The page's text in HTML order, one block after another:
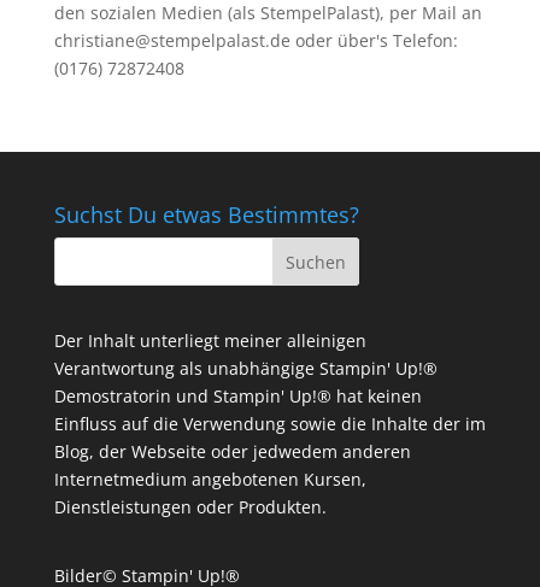
den sozialen Medien (als StempelPalast), per Mail an
christiane@stempelpalast.de oder über's Telefon:
(0176) 72872408
Suchst Du etwas Bestimmtes?
Der Inhalt unterliegt meiner alleinigen
Verantwortung als unabhängige Stampin' Up!®
Demostratorin und Stampin' Up!® hat keinen
Einfluss auf die Verwendung sowie die Inhalte der im
Blog, der Webseite oder jedwedem anderen
Internetmedium angebotenen Kursen,
Dienstleistungen oder Produkten.
Bilder© Stampin' Up!®